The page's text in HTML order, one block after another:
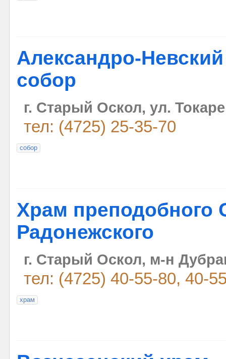
Александро-
собор
г. Старый Оскол, ул.
тел: (4725) 25-35-70
собор
Храм преподобного
Радонежского
г. Старый Оскол, м-н
тел: (4725) 40-55-80, 40-
храм